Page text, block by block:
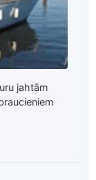
jahtām